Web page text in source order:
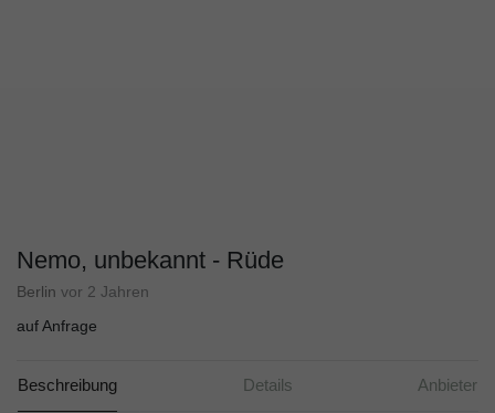
Nemo, unbekannt - Rüde
Berlin vor 2 Jahren
auf Anfrage
Beschreibung Details Anbieter